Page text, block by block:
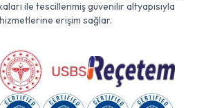
ile tescillenmiş güvenilir altyapısıyla
erişim sağlar.